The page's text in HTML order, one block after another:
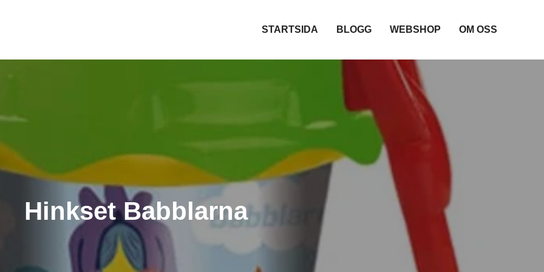
STARTSIDA BLOGG WEBSHOP OM OSS
Hinkset Babblarna